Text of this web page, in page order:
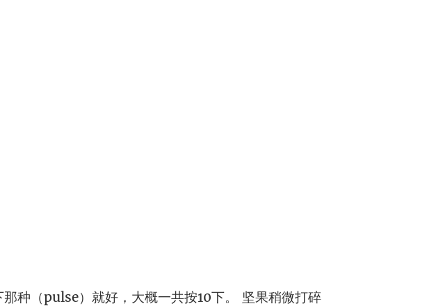
种（pulse）就好，大概一共按10下。 坚果稍微打碎